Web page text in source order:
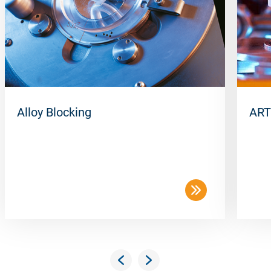
Alloy Blocking